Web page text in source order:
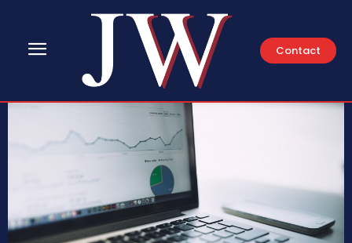
Contact